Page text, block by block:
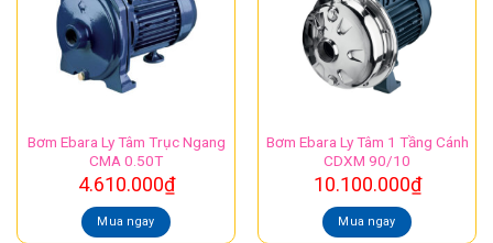
Bơm Ebara Ly Tâm Trục Ngang
CMA 0.50T
4.610.000₫
Mua ngay
Bơm Ebara Ly Tâm 1 Tầng Cánh
CDXM 90/10
10.100.000₫
Mua ngay